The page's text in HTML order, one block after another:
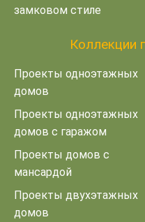
замковом стиле
Коллекции
Проекты одноэтажных
домов
Проекты одноэтажных
домов с гаражом
Проекты домов с
мансардой
Проекты двухэтажных
домов